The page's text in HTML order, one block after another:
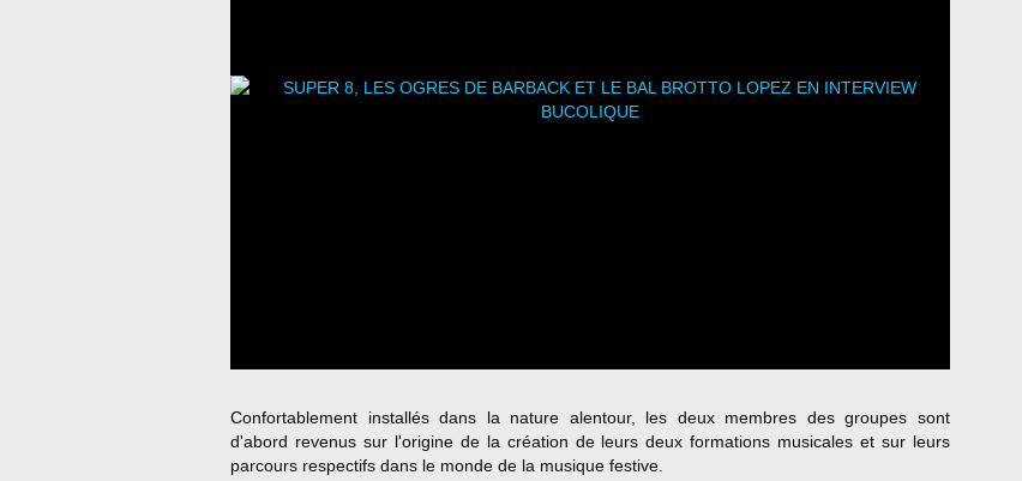
Confortablement installés dans la nature alentour, les deux membres des groupes sont
d'abord revenus sur l'origine de la création de leurs deux formations musicales et sur leurs
parcours respectifs dans le monde de la musique festive.